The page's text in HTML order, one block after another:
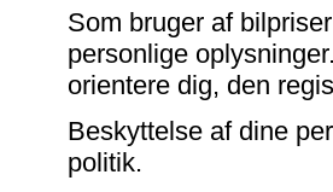
Som bruger af
personlige
orientere dig, den
Beskyttelse af dine
politik.